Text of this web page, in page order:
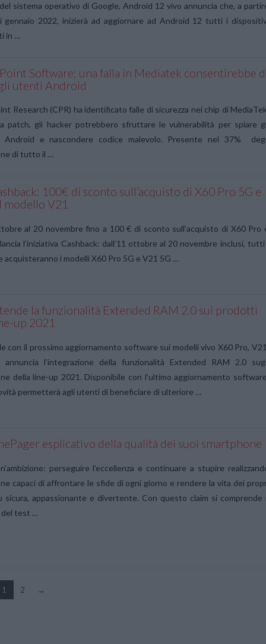
sistema operativo di Google, Android 12 vivo annuncia che, a
gennaio 2022, inizierà ad aggiornare ad Android 12 tutti i
in …
Software: una falla in Mediatek consentirebbe
utenti Android
Research (CPR) ha identificato falle di sicurezza nei chip di
patch, gli hacker potrebbero sfruttare le vulnerabilità per spiare
e nascondere codice malevolo. Presente nel 37%
di tutto il …
100€ di sconto sull’acquisto di X60 Pro 5G e
modello V21
al 20 novembre fino a 100 € di sconto sull’acquisto di X60 Pro
l’iniziativa Cashback: dall’11 ottobre al 20 novembre inclusi,
acquisteranno i modelli X60 Pro 5G e V21 5G …
la funzionalità Extended RAM 2.0 sui prodotti
up 2021
con il prossimo aggiornamento software sui modelli vivo X60 Pro,
annuncia l’integrazione della funzionalità Extended RAM 2.0
della line-up 2021. Disponibile con l’ultimo aggiornamento
permetterà agli utenti di beneficiare di ulteriore …
esplicativo della qualità dei suoi smartphone
perseguire l’eccellenza e continuare a stupire
capaci di affrontare le sfide di ogni giorno e rendere la vita dei
sicura, appassionante e divertente. Con questo claim si comprende
test …
1 2 →